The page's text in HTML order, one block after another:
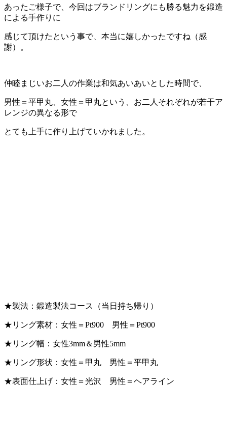
あったご様子で、今回はブランドリングにも勝る魅力を鍛造
による手作りに
感じて頂けたという事で、本当に嬉しかったですね（感
謝）。
仲睦まじいお二人の作業は和気あいあいとした時間で、
男性＝平甲丸、女性＝甲丸という、お二人それぞれが若干ア
レンジの異なる形で
とても上手に作り上げていかれました。
★製法：鍛造製法コース（当日持ち帰り）
★リング素材：女性＝Pt900 男性＝Pt900
★リング幅：女性3mm＆男性5mm
★リング形状：女性＝甲丸 男性＝平甲丸
★表面仕上げ：女性＝光沢 男性＝ヘアライン